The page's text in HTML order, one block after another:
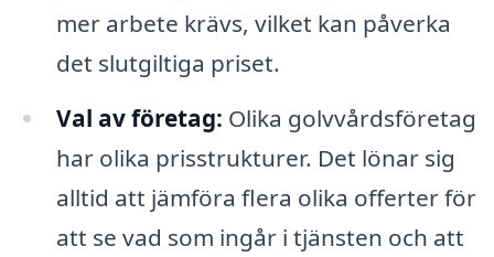
mer arbete krävs, vilket kan påverka
det slutgiltiga priset.
Val av företag: Olika golvvårdsföretag
har olika prisstrukturer. Det lönar sig
alltid att jämföra flera olika offerter för
att se vad som ingår i tjänsten och att